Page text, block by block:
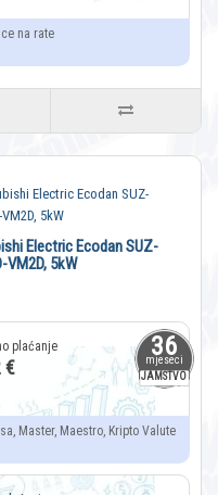
na rate
36
mjeseci
JAMSTVO
Electric Ecodan SUZ-
VM2D, 5kW
€
Master, Maestro, Kripto Valute